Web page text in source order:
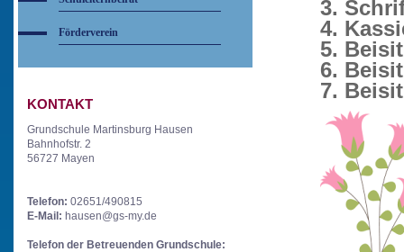
Förderverein
KONTAKT
Grundschule Martinsburg Hausen
Bahnhofstr. 2
56727 Mayen
Telefon: 02651/490815
E-Mail: hausen@gs-my.de
Telefon der Betreuenden Grundschule:
3.
4.
5.
6.
7.